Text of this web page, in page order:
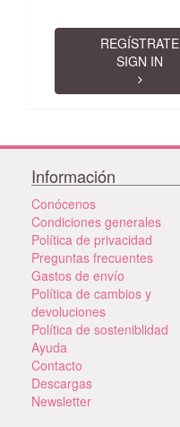
REGÍSTRATE
SIGN IN
Información
Conócenos
Condiciones generales
Política de privacidad
Preguntas frecuentes
Gastos de envío
Política de cambios y
devoluciones
Política de sosteniblidad
Ayuda
Contacto
Descargas
Newsletter